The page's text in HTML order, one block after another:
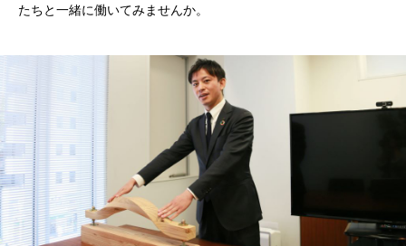
たちと一緒に働いてみませんか。